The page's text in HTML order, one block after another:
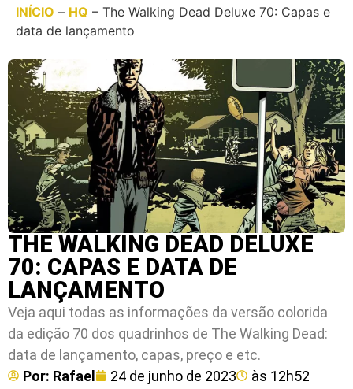
INÍCIO – HQ – The Walking Dead Deluxe 70: Capas e
data de lançamento
THE WALKING DEAD DELUXE
70: CAPAS E DATA DE
LANÇAMENTO
Veja aqui todas as informações da versão colorida
da edição 70 dos quadrinhos de The Walking Dead:
data de lançamento, capas, preço e etc.
Por: Rafael 24 de junho de 2023 às 12h52